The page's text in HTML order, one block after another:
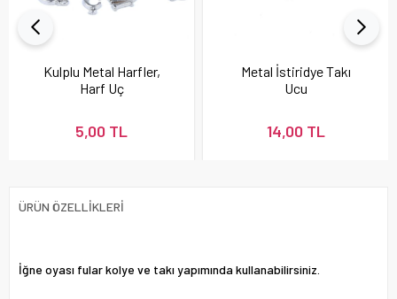
Kulplu Metal Harfler,
Harf Uç
5,00 TL
Metal İstiridye Takı
Ucu
14,00 TL
ÜRÜN ÖZELLIKLERI
İğne oyası fular kolye ve takı yapımında kullanabilirsiniz.